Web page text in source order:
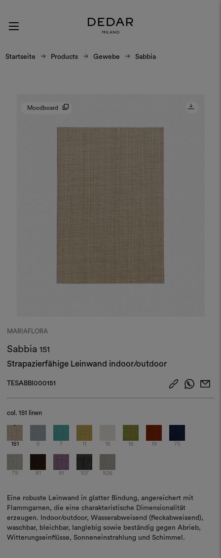
Startseite Products Gewebe Sabbia
Moodboard
MARIAFLORA
Sabbia151
Strapazierfähige Leinwand indoor/outdoor
TESABBI000151
col.151 linen
151 5 7 11 15 16 19 75
79 81 91 107 926
Eine robuste Leinwand in glatter Bindung, angereichert mit
Flammgarnen, die eine charakteristische Dimensionalität
erzeugen. Indoor/outdoor, Wasserabweisend (fleckabweisend),
waschbar, bleichbar, langlebig sowie beständig gegen Abrieb,
Witterungseinflüsse, Sonneneinstrahlung und Schimmel.